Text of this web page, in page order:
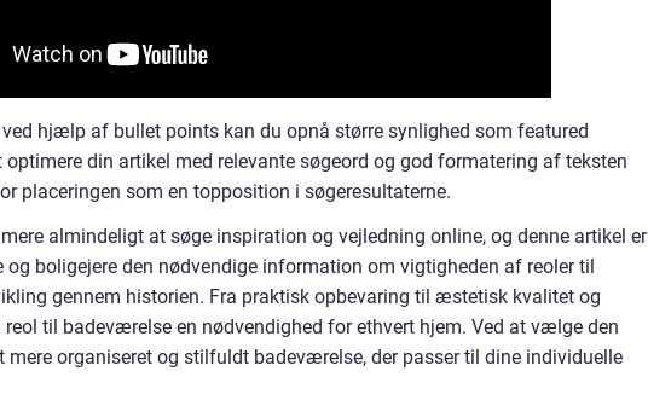
hjælp af bullet points kan du opnå større synlighed som featured
din artikel med relevante søgeord og god formatering af teksten
placeringen som en topposition i søgeresultaterne.
almindeligt at søge inspiration og vejledning online, og denne artikel er
og boligejere den nødvendige information om vigtigheden af reoler til
gennem historien. Fra praktisk opbevaring til æstetisk kvalitet og
reol til badeværelse en nødvendighed for ethvert hjem. Ved at vælge den
mere organiseret og stilfuldt badeværelse, der passer til dine individuelle